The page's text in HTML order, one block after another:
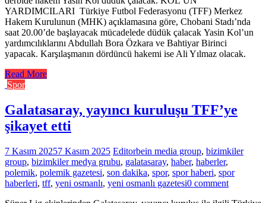
YARDIMCILARI Türkiye Futbol Federasyonu (TFF) Merkez
Hakem Kurulunun (MHK) açıklamasına göre, Chobani Stadı’nda
saat 20.00’de başlayacak mücadelede düdük çalacak Yasin Kol’un
yardımcılıklarını Abdullah Bora Özkara ve Bahtiyar Birinci
yapacak. Karşılaşmanın dördüncü hakemi ise Ali Yılmaz olacak.
Read More
Spor
Galatasaray, yayıncı kuruluşu TFF’ye
şikayet etti
7 Kasım 20257 Kasım 2025 Editorbein media group, bizimkiler
group, bizimkiler medya grubu, galatasaray, haber, haberler,
polemik, polemik gazetesi, son dakika, spor, spor haberi, spor
haberleri, tff, yeni osmanlı, yeni osmanlı gazetesi0 comment